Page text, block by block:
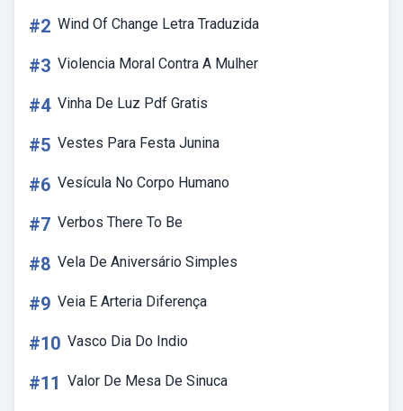
#2 Wind Of Change Letra Traduzida
#3 Violencia Moral Contra A Mulher
#4 Vinha De Luz Pdf Gratis
#5 Vestes Para Festa Junina
#6 Vesícula No Corpo Humano
#7 Verbos There To Be
#8 Vela De Aniversário Simples
#9 Veia E Arteria Diferença
#10 Vasco Dia Do Indio
#11 Valor De Mesa De Sinuca